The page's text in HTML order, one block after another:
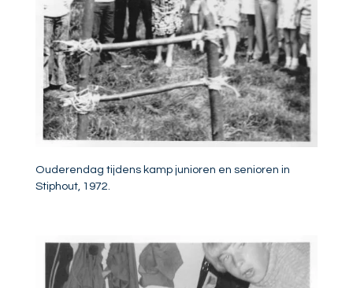
Ouderendag tijdens kamp junioren en senioren in
Stiphout, 1972.